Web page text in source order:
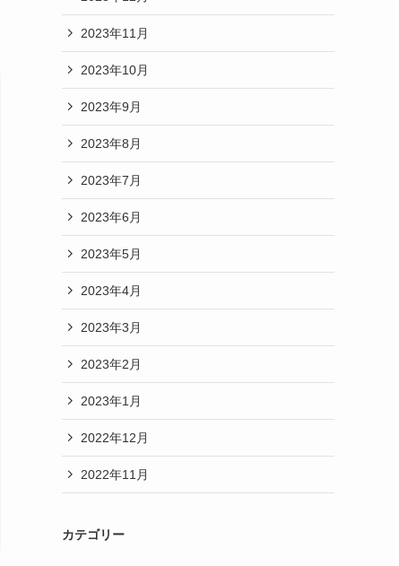
2023年11月
2023年10月
2023年9月
2023年8月
2023年7月
2023年6月
2023年5月
2023年4月
2023年3月
2023年2月
2023年1月
2022年12月
2022年11月
カテゴリー